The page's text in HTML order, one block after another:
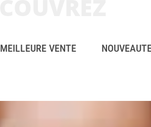
MEILLEURE VENTE